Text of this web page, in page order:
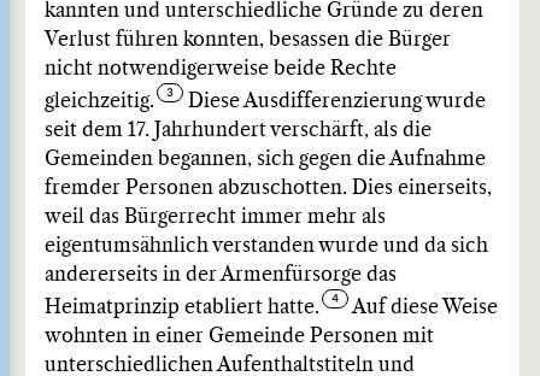
kannten und unterschiedliche Gründe zu deren
Verlust führen konnten, besassen die Bürger
nicht notwendigerweise beide Rechte
gleichzeitig.
Diese Ausdifferenzierung wurde
seit dem 17. Jahrhundert verschärft, als die
Gemeinden begannen, sich gegen die Aufnahme
fremder Personen abzuschotten. Dies einerseits,
weil das Bürgerrecht immer mehr als
eigentumsähnlich verstanden wurde und da sich
andererseits in der Armenfürsorge das
Heimatprinzip etabliert hatte.
Auf diese Weise
wohnten in einer Gemeinde Personen mit
unterschiedlichen Aufenthaltstiteln und